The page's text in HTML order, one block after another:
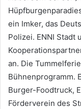
ein Imker, das
Polizei. ENNI Stadt
an. Die
Bühnenprogramm.
Burger-Foodtruck,
Förderverein des